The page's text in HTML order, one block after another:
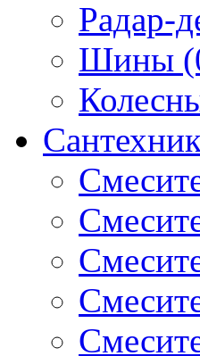
Радар-
Шины